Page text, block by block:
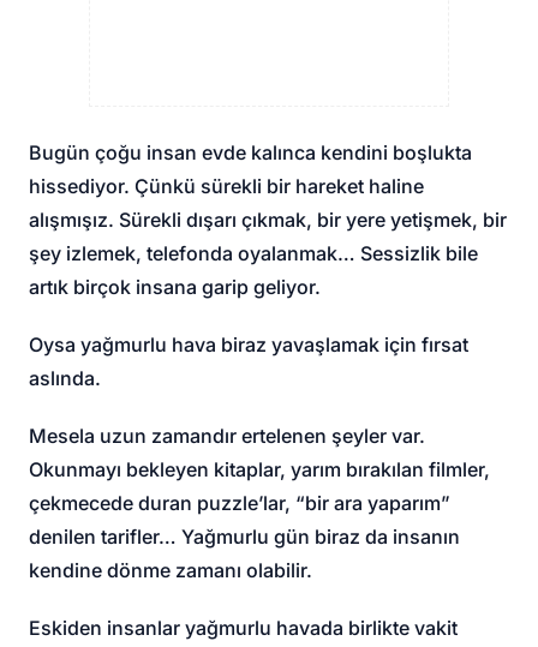
Bugün çoğu insan evde kalınca kendini boşlukta
hissediyor. Çünkü sürekli bir hareket haline
alışmışız. Sürekli dışarı çıkmak, bir yere yetişmek, bir
şey izlemek, telefonda oyalanmak… Sessizlik bile
artık birçok insana garip geliyor.
Oysa yağmurlu hava biraz yavaşlamak için fırsat
aslında.
Mesela uzun zamandır ertelenen şeyler var.
Okunmayı bekleyen kitaplar, yarım bırakılan filmler,
çekmecede duran puzzle’lar, “bir ara yaparım”
denilen tarifler… Yağmurlu gün biraz da insanın
kendine dönme zamanı olabilir.
Eskiden insanlar yağmurlu havada birlikte vakit